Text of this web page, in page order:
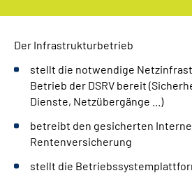
Gebärdensprache
Leichte Sprache
Der Infrastrukturbetrieb
stellt die notwendige
Betrieb der DSRV bereit
Dienste, Netzübergänge ...)
betreibt den gesicherten
Rentenversicherung
stellt die